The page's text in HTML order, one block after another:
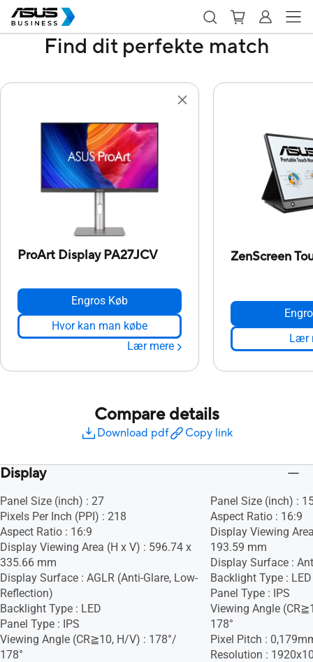
Find dit perfekte match
ProArt Display PA27JCV
Engros Køb
Hvor kan man købe
Lær mere
ZenScreen
Lær
Compare details
Download pdf Copy link
Display
Panel Size (inch) : 27
Pixels Per Inch (PPI) : 218
Aspect Ratio : 16:9
Display Viewing Area (H x V) : 596.74 x
335.66 mm
Display Surface : AGLR (Anti-Glare, Low-
Reflection)
Backlight Type : LED
Panel Type : IPS
Viewing Angle (CR≧10, H/V) : 178°/
178°
Panel Size (inch) :
Aspect Ratio : 16:9
Display Viewing
193.59 mm
Display Surface :
Backlight Type : LED
Panel Type : IPS
Viewing Angle
178°
Pixel Pitch :
Resolution :